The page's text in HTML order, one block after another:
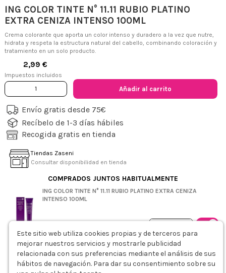
ING COLOR TINTE N° 11.11 RUBIO PLATINO
EXTRA CENIZA INTENSO 100ML
Crema colorante que aporta un color intenso y duradero a la vez que nutre,
hidrata y respeta la estructura natural del cabello, combinando coloración y
tratamiento en un solo producto.
2,99 €
Impuestos incluidos
Añadir al carrito
Envío gratis desde 75€
Recíbelo de 1-3 días hábiles
Recogida gratis en tienda
Tiendas Zaseni
Consultar disponibilidad en tienda
COMPRADOS JUNTOS HABITUALMENTE
ING COLOR TINTE N° 11.11 RUBIO PLATINO EXTRA CENIZA
INTENSO 100ML
2,99 €
+
ING COLOR OXIDANTE 20VOL. 6% 1000ML
Este sitio web utiliza cookies propias y de terceros para
mejorar nuestros servicios y mostrarle publicidad
relacionada con sus preferencias mediante el análisis de sus
hábitos de navegación. Para dar su consentimiento sobre su